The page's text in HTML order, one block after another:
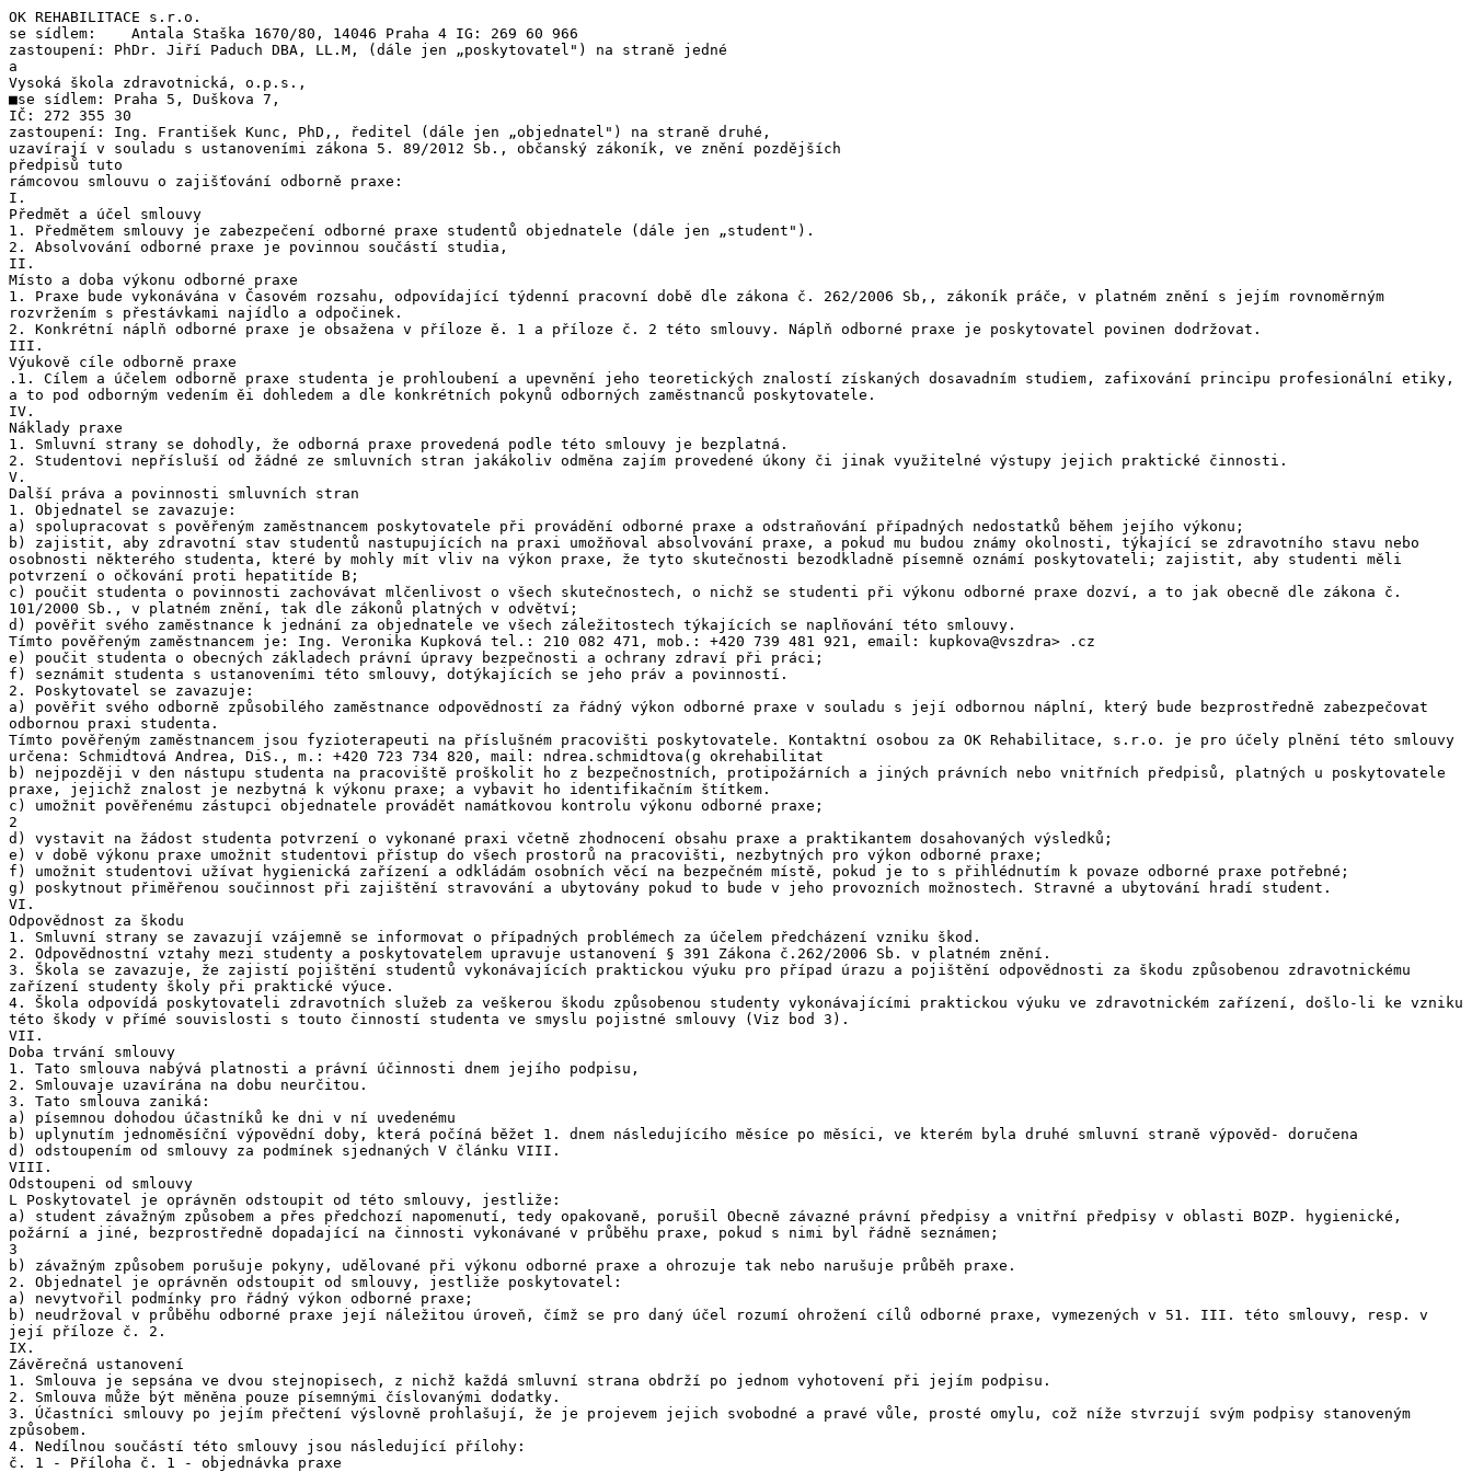
OK REHABILITACE s.r.o.
se sídlem:    Antala Staška 1670/80, 14046 Praha 4 IG: 269 60 966
zastoupení: PhDr. Jiří Paduch DBA, LL.M, (dále jen „poskytovatel") na straně jedné
a
Vysoká škola zdravotnická, o.p.s.,
■se sídlem: Praha 5, Duškova 7,
IČ: 272 355 30
zastoupení: Ing. František Kunc, PhD,, ředitel (dále jen „objednatel") na straně druhé,
uzavírají v souladu s ustanoveními zákona 5. 89/2012 Sb., občanský zákoník, ve znění pozdějších
předpisů tuto
rámcovou smlouvu o zajišťování odborně praxe:
I.
Předmět a účel smlouvy
1. Předmětem smlouvy je zabezpečení odborné praxe studentů objednatele (dále jen „student").
2. Absolvování odborné praxe je povinnou součástí studia,
II.
Místo a doba výkonu odborné praxe
1. Praxe bude vykonávána v Časovém rozsahu, odpovídající týdenní pracovní době dle zákona č. 262/2006 Sb,, zákoník práče, v platném znění s jejím rovnoměrným
rozvržením s přestávkami najídlo a odpočinek.
2. Konkrétní náplň odborné praxe je obsažena v příloze ě. 1 a příloze č. 2 této smlouvy. Náplň odborné praxe je poskytovatel povinen dodržovat.
III.
Výukově cíle odborně praxe
.1. Cílem a účelem odborně praxe studenta je prohloubení a upevnění jeho teoretických znalostí získaných dosavadním studiem, zafixování principu profesionální etiky,
a to pod odborným vedením ěi dohledem a dle konkrétních pokynů odborných zaměstnanců poskytovatele.
IV.
Náklady praxe
1. Smluvní strany se dohodly, že odborná praxe provedená podle této smlouvy je bezplatná.
2. Studentovi nepřísluší od žádné ze smluvních stran jakákoliv odměna zajím provedené úkony či jinak využitelné výstupy jejich praktické činnosti.
V.
Další práva a povinnosti smluvních stran
1. Objednatel se zavazuje:
a) spolupracovat s pověřeným zaměstnancem poskytovatele při provádění odborné praxe a odstraňování případných nedostatků během jejího výkonu;
b) zajistit, aby zdravotní stav studentů nastupujících na praxi umožňoval absolvování praxe, a pokud mu budou známy okolnosti, týkající se zdravotního stavu nebo
osobnosti některého studenta, které by mohly mít vliv na výkon praxe, že tyto skutečnosti bezodkladně písemně oznámí poskytovateli; zajistit, aby studenti měli
potvrzení o očkování proti hepatitíde B;
c) poučit studenta o povinnosti zachovávat mlčenlivost o všech skutečnostech, o nichž se studenti při výkonu odborné praxe dozví, a to jak obecně dle zákona č.
101/2000 Sb., v platném znění, tak dle zákonů platných v odvětví;
d) pověřit svého zaměstnance k jednání za objednatele ve všech záležitostech týkajících se naplňování této smlouvy.
Tímto pověřeným zaměstnancem je: Ing. Veronika Kupková tel.: 210 082 471, mob.: +420 739 481 921, email: kupkova@vszdra> .cz
e) poučit studenta o obecných základech právní úpravy bezpečnosti a ochrany zdraví při práci;
f) seznámit studenta s ustanoveními této smlouvy, dotýkajících se jeho práv a povinností.
2. Poskytovatel se zavazuje:
a) pověřit svého odborně způsobilého zaměstnance odpovědností za řádný výkon odborné praxe v souladu s její odbornou náplní, který bude bezprostředně zabezpečovat
odbornou praxi studenta.
Tímto pověřeným zaměstnancem jsou fyzioterapeuti na příslušném pracovišti poskytovatele. Kontaktní osobou za OK Rehabilitace, s.r.o. je pro účely plnění této smlouvy
určena: Schmidtová Andrea, DiS., m.: +420 723 734 820, mail: ndrea.schmidtova(g okrehabilitat
b) nejpozději v den nástupu studenta na pracoviště proškolit ho z bezpečnostních, protipožárních a jiných právních nebo vnitřních předpisů, platných u poskytovatele
praxe, jejichž znalost je nezbytná k výkonu praxe; a vybavit ho identifikačním štítkem.
c) umožnit pověřenému zástupci objednatele provádět namátkovou kontrolu výkonu odborné praxe;
2
d) vystavit na žádost studenta potvrzení o vykonané praxi včetně zhodnocení obsahu praxe a praktikantem dosahovaných výsledků;
e) v době výkonu praxe umožnit studentovi přístup do všech prostorů na pracovišti, nezbytných pro výkon odborné praxe;
f) umožnit studentovi užívat hygienická zařízení a odkládám osobních věcí na bezpečném místě, pokud je to s přihlédnutím k povaze odborné praxe potřebné;
g) poskytnout přiměřenou součinnost při zajištění stravování a ubytovány pokud to bude v jeho provozních možnostech. Stravné a ubytování hradí student.
VI.
Odpovědnost za škodu
1. Smluvní strany se zavazují vzájemně se informovat o případných problémech za účelem předcházení vzniku škod.
2. Odpovědnostní vztahy mezi studenty a poskytovatelem upravuje ustanovení § 391 Zákona č.262/2006 Sb. v platném znění.
3. Škola se zavazuje, že zajistí pojištění studentů vykonávajících praktickou výuku pro případ úrazu a pojištění odpovědnosti za škodu způsobenou zdravotnickému
zařízení studenty školy při praktické výuce.
4. Škola odpovídá poskytovateli zdravotních služeb za veškerou škodu způsobenou studenty vykonávajícími praktickou výuku ve zdravotnickém zařízení, došlo-li ke vzniku
této škody v přímé souvislosti s touto činností studenta ve smyslu pojistné smlouvy (Viz bod 3).
VII.
Doba trvání smlouvy
1. Tato smlouva nabývá platnosti a právní účinnosti dnem jejího podpisu,
2. Smlouvaje uzavírána na dobu neurčitou.
3. Tato smlouva zaniká:
a) písemnou dohodou účastníků ke dni v ní uvedenému
b) uplynutím jednoměsíční výpovědní doby, která počíná běžet 1. dnem následujícího měsíce po měsíci, ve kterém byla druhé smluvní straně výpověd- doručena
d) odstoupením od smlouvy za podmínek sjednaných V článku VIII.
VIII.
Odstoupeni od smlouvy
L Poskytovatel je oprávněn odstoupit od této smlouvy, jestliže:
a) student závažným způsobem a přes předchozí napomenutí, tedy opakovaně, porušil Obecně závazné právní předpisy a vnitřní předpisy v oblasti BOZP. hygienické,
požární a jiné, bezprostředně dopadající na činnosti vykonávané v průběhu praxe, pokud s nimi byl řádně seznámen;
3
b) závažným způsobem porušuje pokyny, udělované při výkonu odborné praxe a ohrozuje tak nebo narušuje průběh praxe.
2. Objednatel je oprávněn odstoupit od smlouvy, jestliže poskytovatel:
a) nevytvořil podmínky pro řádný výkon odborné praxe;
b) neudržoval v průběhu odborné praxe její náležitou úroveň, čímž se pro daný účel rozumí ohrožení cílů odborné praxe, vymezených v 51. III. této smlouvy, resp. v
její příloze č. 2.
IX.
Závěrečná ustanovení
1. Smlouva je sepsána ve dvou stejnopisech, z nichž každá smluvní strana obdrží po jednom vyhotovení při jejím podpisu.
2. Smlouva může být měněna pouze písemnými číslovanými dodatky.
3. Účastníci smlouvy po jejím přečtení výslovně prohlašují, že je projevem jejich svobodné a pravé vůle, prosté omylu, což níže stvrzují svým podpisy stanoveným
způsobem.
4. Nedílnou součástí této smlouvy jsou následující přílohy:
č. 1 - Příloha č. 1 - objednávka praxe